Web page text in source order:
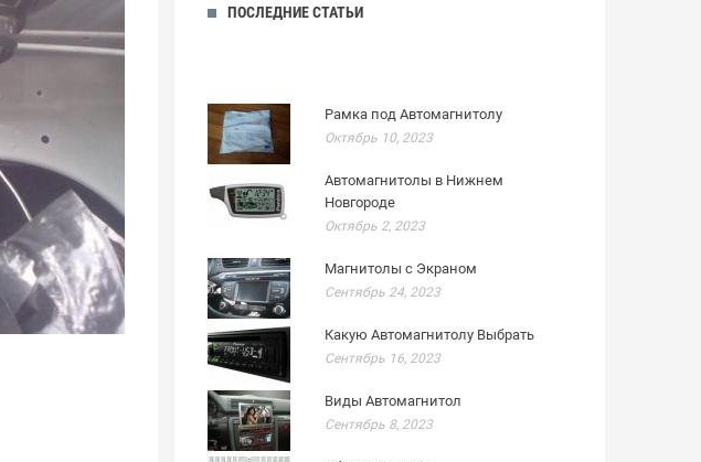
ПОСЛЕДНИЕ СТАТЬИ
Рамка под Автомагнитолу
Октябрь 10, 2023
Автомагнитолы в Нижнем
Новгороде
Октябрь 2, 2023
Магнитолы с Экраном
Сентябрь 24, 2023
Какую Автомагнитолу Выбрать
Сентябрь 16, 2023
Виды Автомагнитол
Сентябрь 8, 2023